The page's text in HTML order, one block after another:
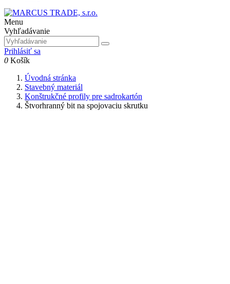
Menu
Vyhľadávanie
Prihlásiť sa
0 Košík
Úvodná stránka
Stavebný materiál
Konštrukčné profily pre sadrokartón
Štvorhranný bit na spojovaciu skrutku